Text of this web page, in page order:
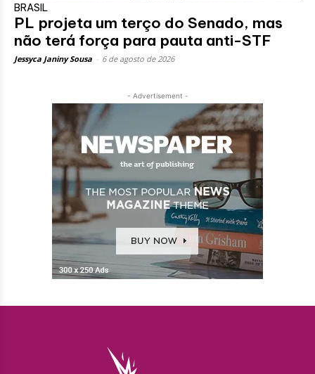
BRASIL
PL projeta um terço do Senado, mas
não terá força para pauta anti-STF
Jessyca Janiny Sousa 6 de agosto de 2026
- Advertisement -